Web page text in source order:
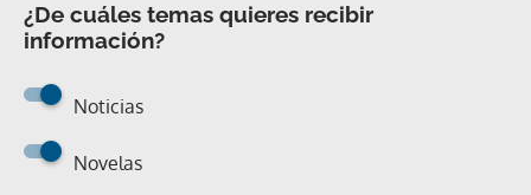
¿De cuáles temas quieres recibir
información?
Noticias
Novelas